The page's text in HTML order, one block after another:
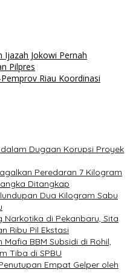
Ijazah Jokowi Pernah
Pilpres
Riau Koordinasi
Dugaan Korupsi Proyek
Peredaran 7 Kilogram
Ditangkap
Dua Kilogram Sabu
Narkotika di Pekanbaru, Sita
Ribu Pil Ekstasi
BBM Subsidi di Rohil,
Tiba di SPBU
Empat Gelper oleh